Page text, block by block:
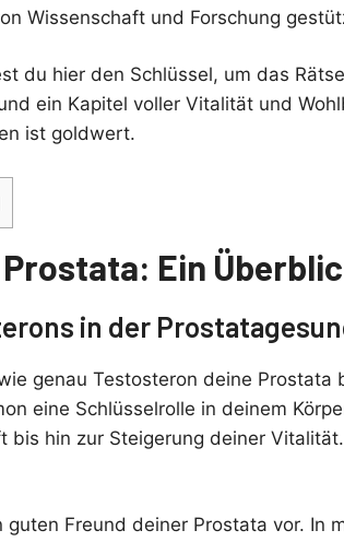
Wissenschaft und Forschung
du hier den Schlüssel, um das
ein Kapitel voller Vitalität und
ist goldwert.
Ein
in der
genau Testosteron deine Prostata
eine Schlüsselrolle in deinem
bis hin zur Steigerung deiner
Freund deiner Prostata vor. In